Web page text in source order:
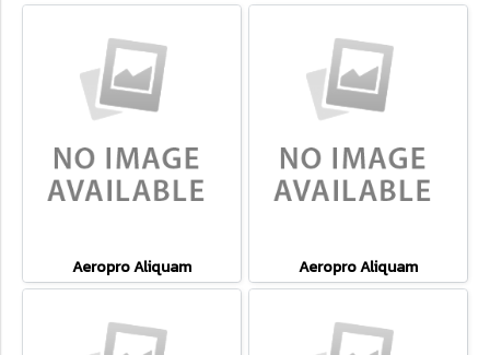
Aeropro Aliquam Aeropro Aliquam